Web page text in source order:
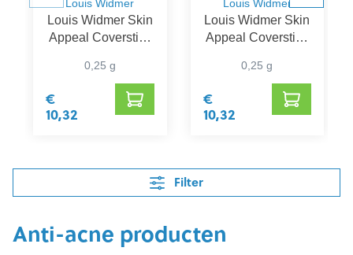
Louis Widmer
Louis Widmer Skin
Appeal Coverstick
0,25 g
€
10,32
Louis Widmer
Louis Widmer Skin
Appeal Coverstick
0,25 g
€
10,32
Filter
Anti-acne producten